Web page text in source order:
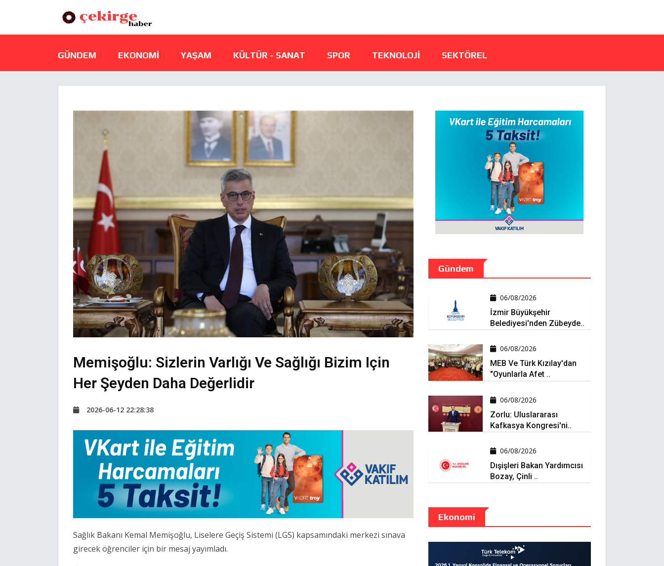
GÜNDEM EKONOMI YAŞAM KÜLTÜR - SANAT SPOR TEKNOLOJI SEKTÖREL
Memişoğlu: Sizlerin Varlığı Ve Sağlığı Bizim Için
Her Şeyden Daha Değerlidir
2026-06-12 22:28:38
Sağlık Bakanı Kemal Memişoğlu, Liselere Geçiş Sistemi (LGS) kapsamındaki merkezi sınava
girecek öğrenciler için bir mesaj yayımladı.
Gündem
06/08/2026
İzmir Büyükşehir
Belediyesi'nden Zübeyde..
06/08/2026
MEB Ve Türk Kızılay'dan
"Oyunlarla Afet ..
06/08/2026
Zorlu: Uluslararası
Kafkasya Kongresi'ni..
06/08/2026
Dışişleri Bakan Yardımcısı
Bozay, Çinli ..
Ekonomi